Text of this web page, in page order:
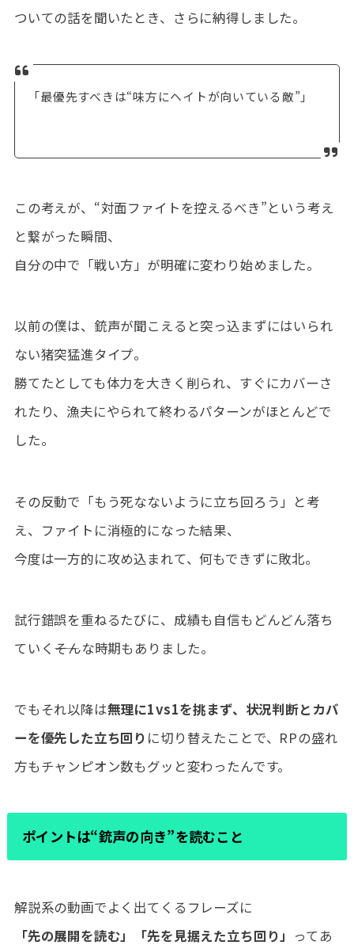
ついての話を聞いたとき、さらに納得しました。
「最優先すべきは“味方にヘイトが向いている敵”」
この考えが、“対面ファイトを控えるべき”という考え
と繋がった瞬間、
自分の中で「戦い方」が明確に変わり始めました。
以前の僕は、銃声が聞こえると突っ込まずにはいられ
ない猪突猛進タイプ。
勝てたとしても体力を大きく削られ、すぐにカバーさ
れたり、漁夫にやられて終わるパターンがほとんどで
した。
その反動で「もう死なないように立ち回ろう」と考
え、ファイトに消極的になった結果、
今度は一方的に攻め込まれて、何もできずに敗北。
試行錯誤を重ねるたびに、成績も自信もどんどん落ち
ていく――そんな時期もありました。
でもそれ以降は無理に1vs1を挑まず、状況判断とカバ
ーを優先した立ち回り に切り替えたことで、RPの盛れ
方もチャンピオン数もグッと変わったんです。
ポイントは“銃声の向き”を読むこと
解説系の動画でよく出てくるフレーズに
「先の展開を読む」「先を見据えた立ち回り」 ってあ